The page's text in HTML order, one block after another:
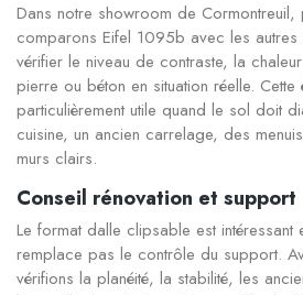
Dans notre showroom de Cormontreuil,
comparons Eifel 1095b avec les
vérifier le niveau de contraste, la
pierre ou béton en situation réelle. Cette
particulièrement utile quand le sol doit
cuisine, un ancien carrelage, des
murs clairs.
Conseil rénovation et support
Le format dalle clipsable est intéressant
remplace pas le contrôle du support.
vérifions la planéité, la stabilité, les